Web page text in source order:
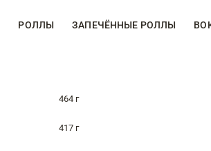
РОЛЛЫ ЗАПЕЧЁННЫЕ РОЛЛЫ
464 г
417 г